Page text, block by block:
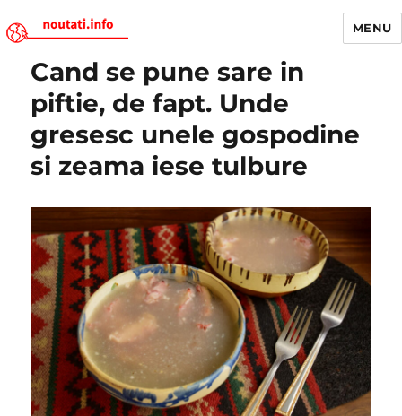
Noutati.Info
MENU
Cand se pune sare in
piftie, de fapt. Unde
gresesc unele gospodine
si zeama iese tulbure